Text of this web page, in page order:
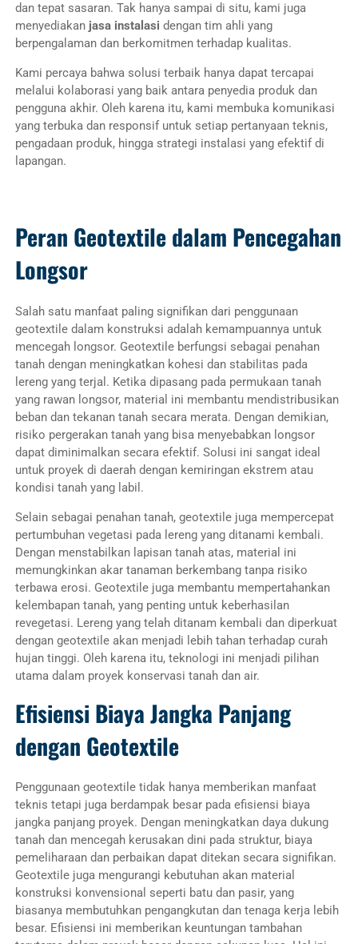
dan tepat sasaran. Tak hanya sampai di situ, kami juga
menyediakan jasa instalasi dengan tim ahli yang
berpengalaman dan berkomitmen terhadap kualitas.
Kami percaya bahwa solusi terbaik hanya dapat tercapai
melalui kolaborasi yang baik antara penyedia produk dan
pengguna akhir. Oleh karena itu, kami membuka komunikasi
yang terbuka dan responsif untuk setiap pertanyaan teknis,
pengadaan produk, hingga strategi instalasi yang efektif di
lapangan.
Peran Geotextile dalam Pencegahan
Longsor
Salah satu manfaat paling signifikan dari penggunaan
geotextile dalam konstruksi adalah kemampuannya untuk
mencegah longsor. Geotextile berfungsi sebagai penahan
tanah dengan meningkatkan kohesi dan stabilitas pada
lereng yang terjal. Ketika dipasang pada permukaan tanah
yang rawan longsor, material ini membantu mendistribusikan
beban dan tekanan tanah secara merata. Dengan demikian,
risiko pergerakan tanah yang bisa menyebabkan longsor
dapat diminimalkan secara efektif. Solusi ini sangat ideal
untuk proyek di daerah dengan kemiringan ekstrem atau
kondisi tanah yang labil.
Selain sebagai penahan tanah, geotextile juga mempercepat
pertumbuhan vegetasi pada lereng yang ditanami kembali.
Dengan menstabilkan lapisan tanah atas, material ini
memungkinkan akar tanaman berkembang tanpa risiko
terbawa erosi. Geotextile juga membantu mempertahankan
kelembapan tanah, yang penting untuk keberhasilan
revegetasi. Lereng yang telah ditanam kembali dan diperkuat
dengan geotextile akan menjadi lebih tahan terhadap curah
hujan tinggi. Oleh karena itu, teknologi ini menjadi pilihan
utama dalam proyek konservasi tanah dan air.
Efisiensi Biaya Jangka Panjang
dengan Geotextile
Penggunaan geotextile tidak hanya memberikan manfaat
teknis tetapi juga berdampak besar pada efisiensi biaya
jangka panjang proyek. Dengan meningkatkan daya dukung
tanah dan mencegah kerusakan dini pada struktur, biaya
pemeliharaan dan perbaikan dapat ditekan secara signifikan.
Geotextile juga mengurangi kebutuhan akan material
konstruksi konvensional seperti batu dan pasir, yang
biasanya membutuhkan pengangkutan dan tenaga kerja lebih
besar. Efisiensi ini memberikan keuntungan tambahan